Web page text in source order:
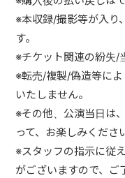
※本収録/撮影等が入り
す。
※チケット関連の紛失/
※転売/複製/偽造等に
いたしません。
※その他、公演当日は
って、お楽しみくださ
※スタッフの指示に従
がございますので、ご